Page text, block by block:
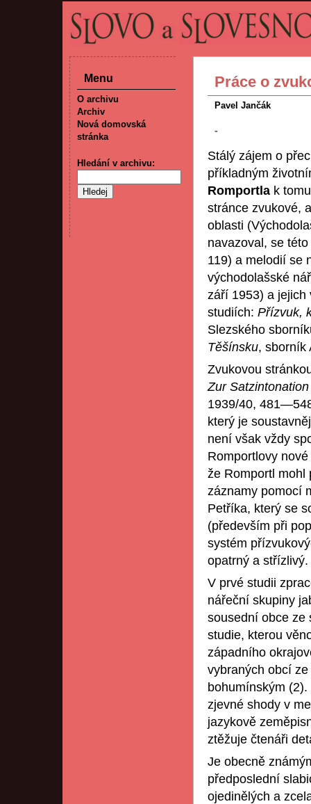
Práce o
Pavel Jančák
-
Stálý zájem o
příkladným
Romportla k
stránce zvukové,
oblasti
navazoval, se
119) a melodií se
východolašské
září 1953) a jejich
studiích: Přízvuk,
Slezského
Těšínsku, sborník
Zvukovou
Zur
1939/40,
který je
není však vždy
Romportlovy
že Romportl mohl
záznamy pomocí
Petříka, který se
(především při
systém
opatrný a střízlivý.
V prvé studii
nářeční skupiny
sousední obce ze
studie, kterou
západního
vybraných obcí
bohumínským
zjevné shody v
jazykově
ztěžuje čtenáři
Je obecně
předposlední
ojedinělých a
Menu
O archivu
Archiv
Nová domovská
stránka
Hledání v archivu: